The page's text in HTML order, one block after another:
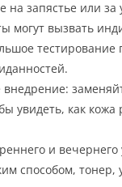
на запястье или за
могут вызвать
тестирование
внедрение:
увидеть, как кожа
и
способом, тонер,